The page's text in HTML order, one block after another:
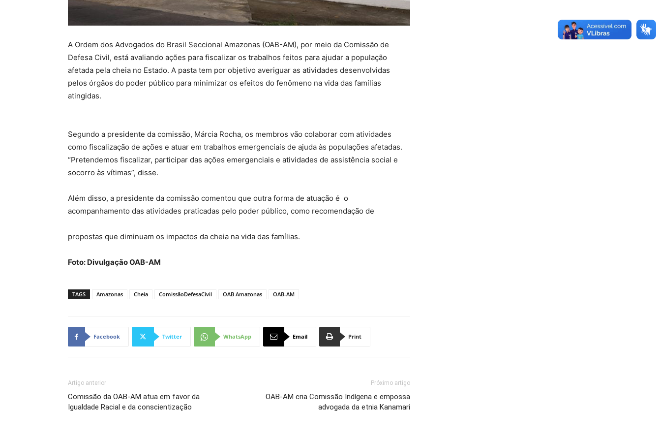
A Ordem dos Advogados do Brasil Seccional Amazonas (OAB-AM), por meio da Comissão de
Defesa Civil, está avaliando ações para fiscalizar os trabalhos feitos para ajudar a população
afetada pela cheia no Estado. A pasta tem por objetivo averiguar as atividades desenvolvidas
pelos órgãos do poder público para minimizar os efeitos do fenômeno na vida das famílias
atingidas.
Segundo a presidente da comissão, Márcia Rocha, os membros vão colaborar com atividades
como fiscalização de ações e atuar em trabalhos emergenciais de ajuda às populações afetadas.
“Pretendemos fiscalizar, participar das ações emergenciais e atividades de assistência social e
socorro às vítimas”, disse.
Além disso, a presidente da comissão comentou que outra forma de atuação é o
acompanhamento das atividades praticadas pelo poder público, como recomendação de
propostas que diminuam os impactos da cheia na vida das famílias.
Foto: Divulgação OAB-AM
TAGS Amazonas Cheia ComissãoDefesaCivil OAB Amazonas OAB-AM
Facebook Twitter WhatsApp Email Print
Artigo anterior
Comissão da OAB-AM atua em favor da
Igualdade Racial e da conscientização
Próximo artigo
OAB-AM cria Comissão Indígena e empossa
advogada da etnia Kanamari